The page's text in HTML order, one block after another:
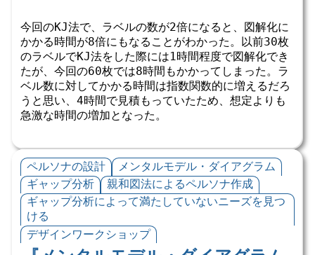
今回のKJ法で、ラベルの数が2倍になると、図解化に
かかる時間が8倍にもなることがわかった。以前30枚
のラベルでKJ法をした際には1時間程度で図解化でき
たが、今回の60枚では8時間もかかってしまった。ラ
ベル数に対してかかる時間は指数関数的に増えるだろ
うと思い、4時間で見積もっていたため、想定よりも
急激な時間の増加となった。
ペルソナの設計
メンタルモデル・ダイアグラム
ギャップ分析
親和図法によるペルソナ作成
ギャップ分析によって満たしていないニーズを見つ
ける
デザインワークショップ